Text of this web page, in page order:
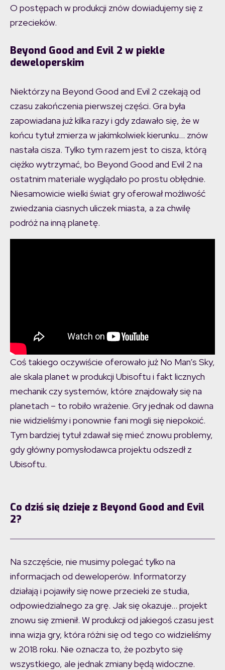
O postępach w produkcji znów dowiadujemy się z
przecieków.
Beyond Good and Evil 2 w piekle
deweloperskim
Niektórzy na Beyond Good and Evil 2 czekają od
czasu zakończenia pierwszej części. Gra była
zapowiadana już kilka razy i gdy zdawało się, że w
końcu tytuł zmierza w jakimkolwiek kierunku… znów
nastała cisza. Tylko tym razem jest to cisza, którą
ciężko wytrzymać, bo Beyond Good and Evil 2 na
ostatnim materiale wyglądało po prostu obłędnie.
Niesamowicie wielki świat gry oferował możliwość
zwiedzania ciasnych uliczek miasta, a za chwilę
podróż na inną planetę.
Coś takiego oczywiście oferowało już No Man’s Sky,
ale skala planet w produkcji Ubisoftu i fakt licznych
mechanik czy systemów, które znajdowały się na
planetach – to robiło wrażenie. Gry jednak od dawna
nie widzieliśmy i ponownie fani mogli się niepokoić.
Tym bardziej tytuł zdawał się mieć znowu problemy,
gdy główny pomysłodawca projektu odszedł z
Ubisoftu.
Co dziś się dzieje z Beyond Good and Evil
2?
Na szczęście, nie musimy polegać tylko na
informacjach od deweloperów. Informatorzy
działają i pojawiły się nowe przecieki ze studia,
odpowiedzialnego za grę. Jak się okazuje… projekt
znowu się zmienił. W produkcji od jakiegoś czasu jest
inna wizja gry, która różni się od tego co widzieliśmy
w 2018 roku. Nie oznacza to, że pozbyto się
wszystkiego, ale jednak zmiany będą widoczne.